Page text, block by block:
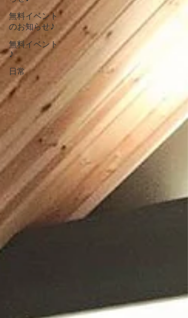
無料イベント
のお知らせ♪
無料イベント
♪
日常